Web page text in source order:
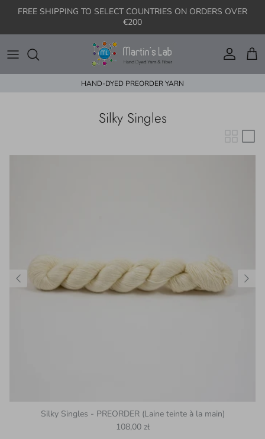
Aller au contenu
FREE SHIPPING TO SELECT COUNTRIES ON ORDERS OVER
€200
Compte
HAND-DYED PREORDER YARN
Silky Singles
Silky Singles - PREORDER (Laine teinte à la main)
Prix habituel
108,00 zł